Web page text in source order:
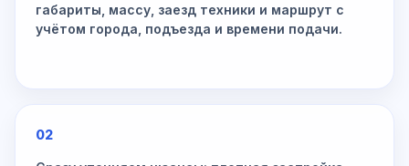
габариты, массу, заезд техники и маршрут с
учётом города, подъезда и времени подачи.
02